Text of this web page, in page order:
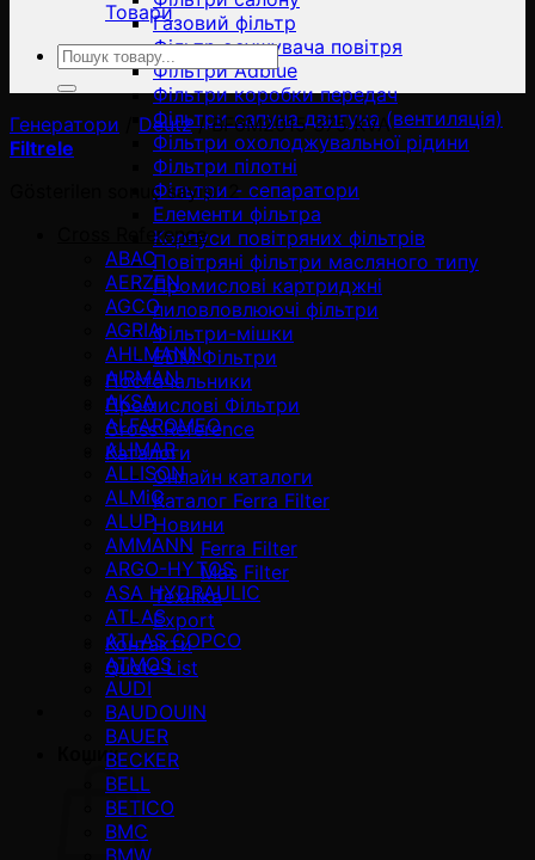
Газовий фільтр
Фільтр осушувача повітря
Фільтри Adblue
Фільтри коробки передач
Фільтри сапуна двигуна (вентиляція)
Фільтри охолоджувальної рідини
Фільтри пілотні
Фільтри - сепаратори
Елементи фільтра
Корпуси повітряних фільтрів
Повітряні фільтри масляного типу
Промислові картриджні
пиловловлюючі фільтри
Фільтри-мішки
EDM Фільтри
Постачальники
Промислові Фільтри
Cross Reference
Каталоги
Онлайн каталоги
Каталог Ferra Filter
Новини
Ferra Filter
Mas Filter
Техніка
Export
Контакти
Quote List
Кошик
Товари
Ara:
Генератори Deutz /BF6M2015 375 KVA
Filtrele
Gösterilen sonuç sayısı: 2
Cross Reference
ABAC
AERZEN
AGCO
AGRIA
AHLMANN
AIRMAN
AKSA
ALFAROMEO
ALIMAR
ALLISON
ALMiG
ALUP
AMMANN
ARGO-HYTOS
ASA HYDRAULIC
ATLAS
ATLAS COPCO
ATMOS
AUDI
BAUDOUIN
BAUER
BECKER
BELL
BETICO
BMC
BMW